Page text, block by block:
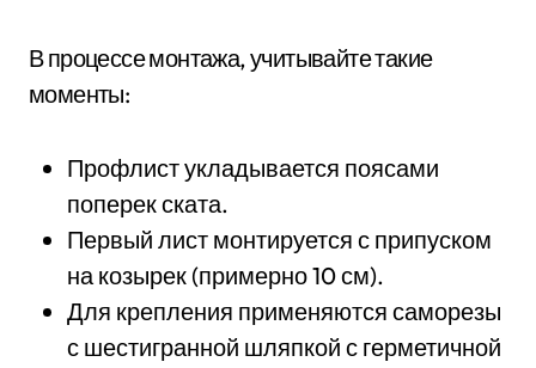
В процессе монтажа, учитывайте такие
моменты:
Профлист укладывается поясами
поперек ската.
Первый лист монтируется с припуском
на козырек (примерно 10 см).
Для крепления применяются саморезы
с шестигранной шляпкой с герметичной